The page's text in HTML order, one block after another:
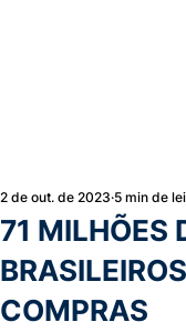
71 MILHÕES
COMPRAS
2 de out. de 2023 5 min de